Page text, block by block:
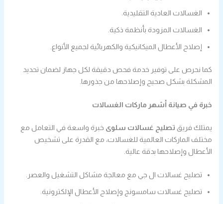
الغسالات العادية التقليدية.
الغسالات المزودة بأنظمة ذكية.
إصلاح الأعطال الميكانيكية والكهربائية لجميع الأنواع.
كما نحرص على توفير خدمة فحص دقيقة لكل جهاز لضمان تحديد
المشكلة بشكل صحيح وإصلاحها من جذورها.
خبرة في صيانة أشهر ماركات الغسالات
يمتلك فريق تصليح غسالات سلوى خبرة واسعة في التعامل مع
مختلف الماركات العالمية للغسالات، مع القدرة على تشخيص
الأعطال وإصلاحها بدقة عالية.
تصليح غسالات ال جي مع معالجة مشاكل التشغيل والعصر.
تصليح غسالات سامسونج وإصلاح الأعطال الإلكترونية.